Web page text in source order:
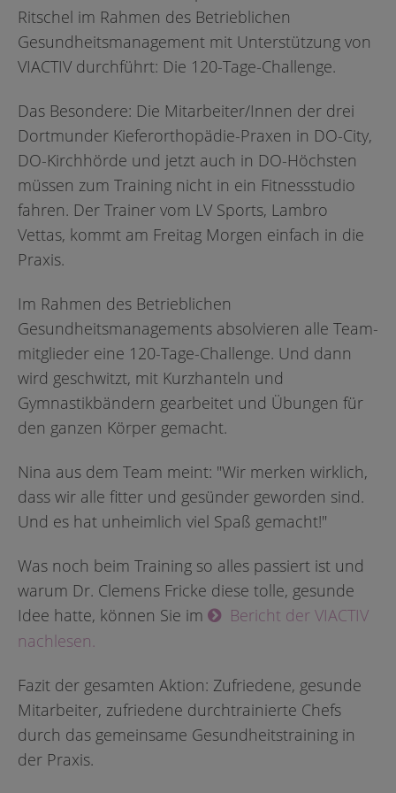
Ritschel im Rahmen des Betrieblichen
Gesundheitsmanagement mit Unterstützung von
VIACTIV durchführt: Die 120-Tage-Challenge.
Das Besondere: Die Mitarbeiter/Innen der drei
Dortmunder Kieferorthopädie-Praxen in DO-City,
DO-Kirchhörde und jetzt auch in DO-Höchsten
müssen zum Training nicht in ein Fitnessstudio
fahren. Der Trainer vom LV Sports, Lambro
Vettas, kommt am Freitag Morgen einfach in die
Praxis.
Im Rahmen des Betrieblichen
Gesundheitsmanagements absolvieren alle Team­
mitglieder eine 120-Tage-Challenge. Und dann
wird geschwitzt, mit Kurzhanteln und
Gymnastikbändern gearbeitet und Übungen für
den ganzen Körper gemacht.
Nina aus dem Team meint: "Wir merken wirklich,
dass wir alle fitter und gesünder geworden sind.
Und es hat unheimlich viel Spaß gemacht!"
Was noch beim Training so alles passiert ist und
warum Dr. Clemens Fricke diese tolle, gesunde
Idee hatte, können Sie im
Bericht der VIACTIV
nachlesen.
Fazit der gesamten Aktion: Zufriedene, gesunde
Mitarbeiter, zufriedene durchtrainierte Chefs
durch das gemeinsame Gesundheitstraining in
der Praxis.